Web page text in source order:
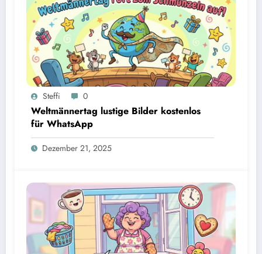
Steffi 0
Weltmännertag lustige Bilder kostenlos
für WhatsApp
Dezember 21, 2025